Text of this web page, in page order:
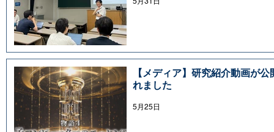
【メディア】研究紹介動画が公
れました
5月25日